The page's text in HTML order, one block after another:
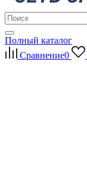
Полный каталог
Сравнение0